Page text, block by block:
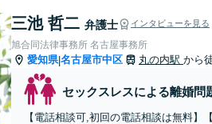
三池 哲二 弁護士 インタビューを見る
旭合同法律事務所 名古屋事務所
愛知県|名古屋市中区 丸の内駅 から
セックスレスによる離婚問
【電話相談可,初回の電話相談は無料